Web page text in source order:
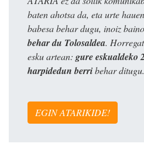
baten ahotsa da, eta urte
babesa behar dugu, inoiz
behar du Tolosaldea.
esku artean: gure eskualdeko
harpidedun berribehar ditugu.
EGIN ATARIKIDE!